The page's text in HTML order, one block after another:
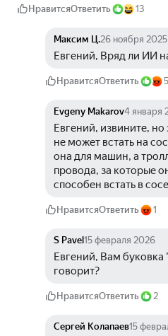
НравитсяОтветить 13
Максим Ц.26 ноября 2025
Евгений, Вряд ли ИИ
НравитсяОтветить 5
Evgeny Makarov4 января
Евгений, извините, но
не может встать на
она для машин, а
провода, за которые
способен встать в
НравитсяОтветить 1
S Pavel 15 февраля 2026
Евгений, Вам буковка
говорит?
НравитсяОтветить 2
Сергей Колапаев15